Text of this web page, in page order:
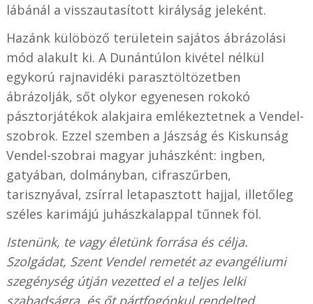
lábánál a visszautasított királyság jeleként.
Hazánk külöböző területein sajátos ábrázolási
mód alakult ki. A Dunántúlon kivétel nélkül
egykorú rajnavidéki parasztöltözetben
ábrázolják, sőt olykor egyenesen rokokó
pásztorjátékok alakjaira emlékeztetnek a Vendel-
szobrok. Ezzel szemben a Jászság és Kiskunság
Vendel-szobrai magyar juhászként: ingben,
gatyában, dolmányban, cifraszűrben,
tarisznyával, zsírral letapasztott hajjal, illetőleg
széles karimájú juhászkalappal tűnnek föl.
Istenünk, te vagy életünk forrása és célja.
Szolgádat, Szent Vendel remetét az evangéliumi
szegénység útján vezetted el a teljes lelki
szabadságra, és őt pártfogónkul rendelted.